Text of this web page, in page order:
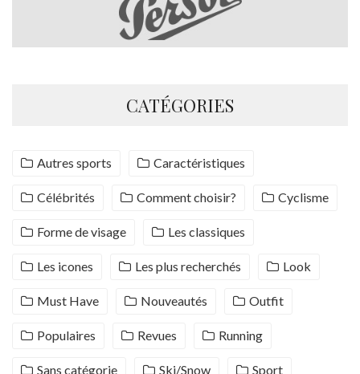
CATÉGORIES
Autres sports Caractéristiques
Célébrités Comment choisir? Cyclisme
Forme de visage Les classiques
Les icones Les plus recherchés Look
Must Have Nouveautés Outfit
Populaires Revues Running
Sans catégorie Ski/Snow Sport